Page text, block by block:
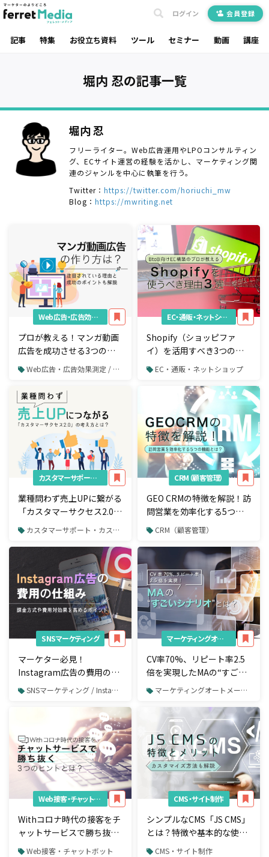
記事 特集 お役立ち資料 ツール セミナー 動画 講座
ログイン 会員登録
堀内 忍の記事一覧
堀内 忍
フリーライター。Web広告運用やLPOコンサルティン
グ、ECサイト運営の経験を活かし、マーケティング関
連のジャンルを中心に執筆を行う。
Twitter： https://twitter.com/horiuchi_mw
Blog： https://mwriting.net
Web広告・広告効果測定
プロが教える！マンガ動画
広告を成功させる3つのポ
イント
Web広告・広告効果測定 / 動画広告
EC・通販・ネットショップ
Shopify（ショッピファ
イ）を活用すべき3つの理
由とは？EC構築のプロが解
EC・通販・ネットショップ
カスタマーサポート・カスタマーサクセス
業種問わず売上UPに繋がる
「カスタマーサクセス2.0」
の考え方とは？
カスタマーサポート・カスタマーサクセス
CRM（顧客管理）
GEO CRMの特徴を解説！訪
問営業を効率化する5つの
機能とは？
CRM（顧客管理）
SNSマーケティング
マーケター必見！
Instagram広告の費用の仕
組みや配信前に押さえてお
SNSマーケティング / Instagram / Instagram広告
マーケティングオートメーション（MA）
CV率70%、リピート率2.5
倍を実現したMAの“すごい
シナリオ”とは？成功事例
マーケティングオートメーション（MA）
Web接客・チャットボット
Withコロナ時代の接客をチ
ャットサービスで勝ち抜く
3つのヒントとは？
Web接客・チャットボット
CMS・サイト制作
シンプルなCMS「JS CMS」
とは？特徴や基本的な使い
方を解説
CMS・サイト制作